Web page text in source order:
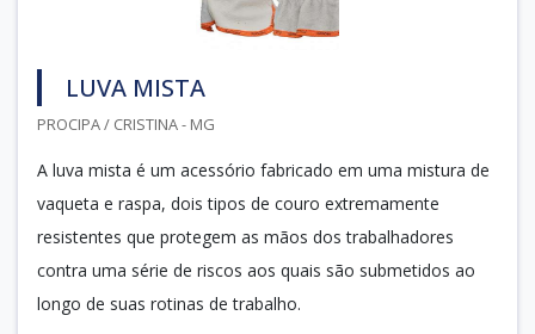
LUVA MISTA
PROCIPA / CRISTINA - MG
A luva mista é um acessório fabricado em uma mistura de
vaqueta e raspa, dois tipos de couro extremamente
resistentes que protegem as mãos dos trabalhadores
contra uma série de riscos aos quais são submetidos ao
longo de suas rotinas de trabalho.